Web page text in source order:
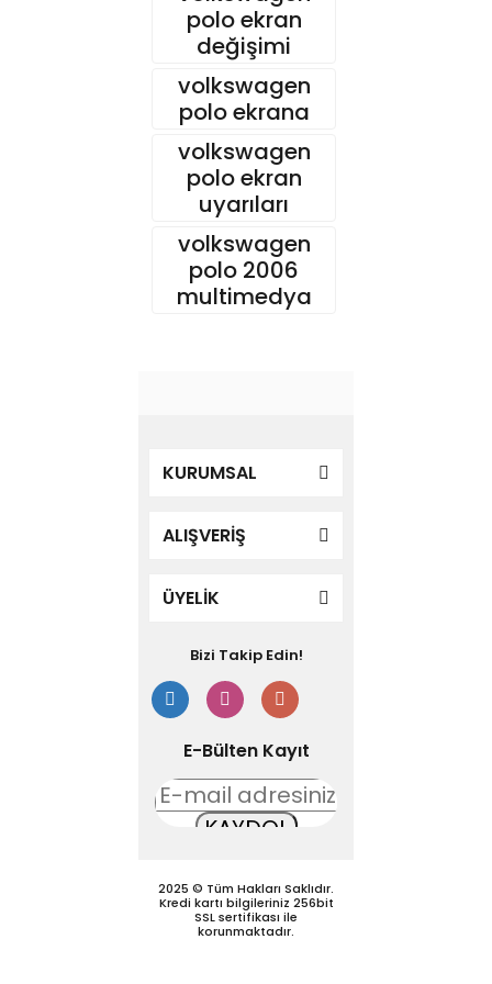
polo ekran
değişimi
volkswagen
polo ekrana
volkswagen
polo ekran
uyarıları
volkswagen
polo 2006
multimedya
KURUMSAL
ALIŞVERİŞ
ÜYELİK
Bizi Takip Edin!
E-Bülten Kayıt
KAYDOL
2025 © Tüm Hakları Saklıdır.
Kredi kartı bilgileriniz 256bit
SSL sertifikası ile
korunmaktadır.